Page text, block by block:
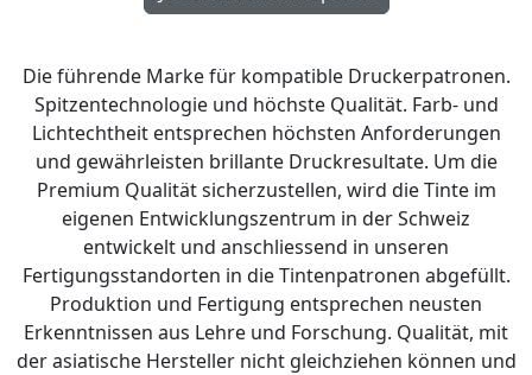
Die führende Marke für kompatible Druckerpatronen.
Spitzentechnologie und höchste Qualität. Farb- und
Lichtechtheit entsprechen höchsten Anforderungen
und gewährleisten brillante Druckresultate. Um die
Premium Qualität sicherzustellen, wird die Tinte im
eigenen Entwicklungszentrum in der Schweiz
entwickelt und anschliessend in unseren
Fertigungsstandorten in die Tintenpatronen abgefüllt.
Produktion und Fertigung entsprechen neusten
Erkenntnissen aus Lehre und Forschung. Qualität, mit
der asiatische Hersteller nicht gleichziehen können und